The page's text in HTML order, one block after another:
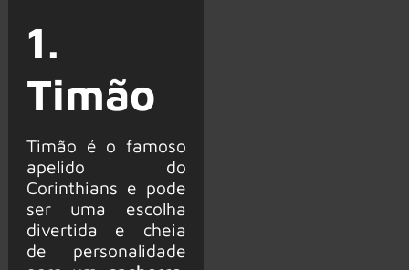
1.
Timão
Timão é o famoso
apelido do
Corinthians e pode
ser uma escolha
divertida e cheia
de personalidade